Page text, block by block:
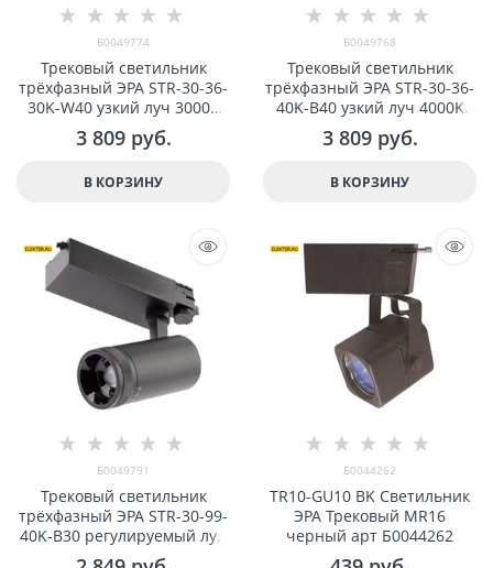
Б0049774
Трековый светильник
трёxфазный ЭРА SТR-30-36-
30K-W40 узкий луч 3000K
белый арт Б0049774
3 809 руб.
В КОРЗИНУ
Б0049768
Трековый светильник
трёxфазный ЭРА SТR-30-36-
40K-B40 узкий луч 4000K
черный арт Б0049768
3 809 руб.
В КОРЗИНУ
Б0049791
Трековый светильник
трёxфазный ЭРА STR-30-99-
40K-B30 регулируемый луч
4000K черный арт
Б0044262
TR10-GU10 BK Светильник
ЭРА Трековый MR16
черный арт Б0044262